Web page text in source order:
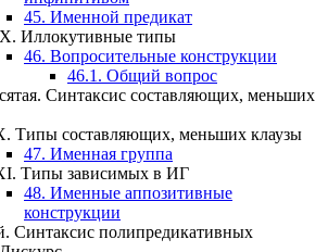
45. Именной предикат
Иллокутивные типы
46. Вопросительные конструкции
46.1. Общий вопрос
Синтаксис составляющих, меньших
Типы составляющих, меньших клаузы
47. Именная группа
Типы зависимых в ИГ
48. Именные аппозитивные
конструкции
Синтаксис полипредикативных